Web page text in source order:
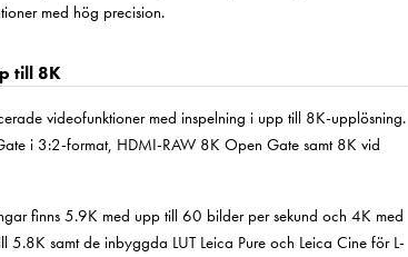
med hög precision.
till 8K
videofunktioner med inspelning i upp till 8K-upplösning.
i 3:2-format, HDMI-RAW 8K Open Gate samt 8K vid
finns 5.9K med upp till 60 bilder per sekund och 4K med
samt de inbyggda LUT Leica Pure och Leica Cine för L-